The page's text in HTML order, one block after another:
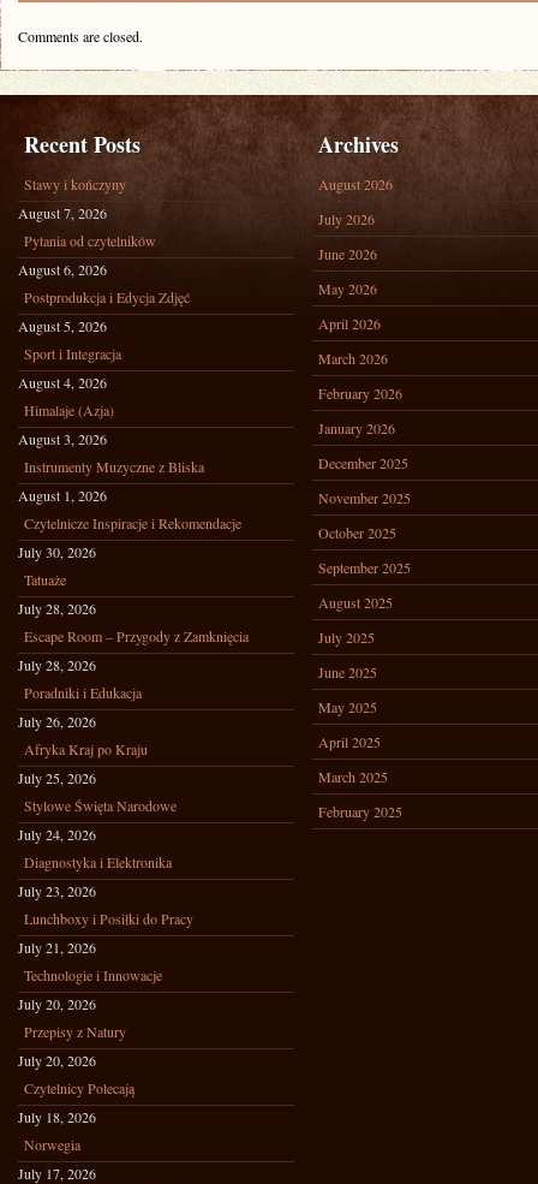
Comments are closed.
Recent Posts
Stawy i kończyny
August 7, 2026
Pytania od czytelników
August 6, 2026
Postprodukcja i Edycja Zdjęć
August 5, 2026
Sport i Integracja
August 4, 2026
Himalaje (Azja)
August 3, 2026
Instrumenty Muzyczne z Bliska
August 1, 2026
Czytelnicze Inspiracje i Rekomendacje
July 30, 2026
Tatuaże
July 28, 2026
Escape Room – Przygody z Zamknięcia
July 28, 2026
Poradniki i Edukacja
July 26, 2026
Afryka Kraj po Kraju
July 25, 2026
Stylowe Święta Narodowe
July 24, 2026
Diagnostyka i Elektronika
July 23, 2026
Lunchboxy i Posiłki do Pracy
July 21, 2026
Technologie i Innowacje
July 20, 2026
Przepisy z Natury
July 20, 2026
Czytelnicy Polecają
July 18, 2026
Norwegia
July 17, 2026
Archives
August 2026
July 2026
June 2026
May 2026
April 2026
March 2026
February 2026
January 2026
December 2025
November 2025
October 2025
September 2025
August 2025
July 2025
June 2025
May 2025
April 2025
March 2025
February 2025